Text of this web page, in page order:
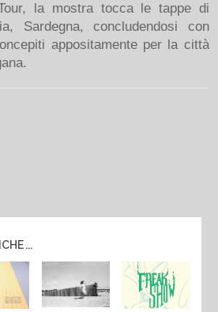
la mostra tocca le tappe di
Sardegna, concludendosi con
appositamente per la città
...